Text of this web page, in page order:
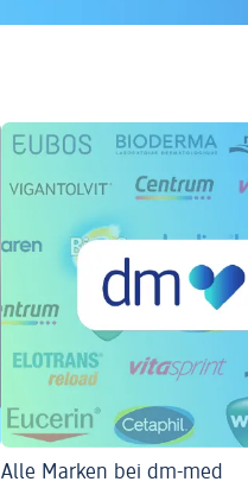
Alle Marken bei dm-med